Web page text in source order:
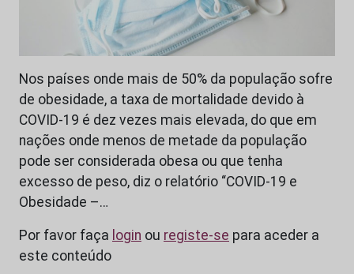
Nos países onde mais de 50% da população sofre
de obesidade, a taxa de mortalidade devido à
COVID-19 é dez vezes mais elevada, do que em
nações onde menos de metade da população
pode ser considerada obesa ou que tenha
excesso de peso, diz o relatório “COVID-19 e
Obesidade –…
Por favor faça login ou registe-se para aceder a
este conteúdo